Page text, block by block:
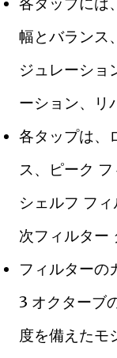
幅とバランス
ジュレーショ
ーション、リ
各タップは、
ス、ピーク
シェルフ フ
次フィルター
フィルターの
3 オクターブ
度を備えたモ